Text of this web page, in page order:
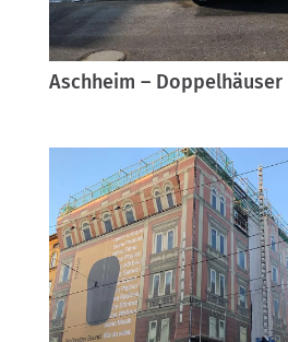
Aschheim – Doppelhäuser